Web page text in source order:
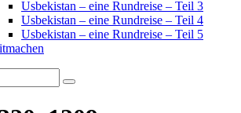
Usbekistan – eine Rundreise – Teil 3
Usbekistan – eine Rundreise – Teil 4
Usbekistan – eine Rundreise – Teil 5